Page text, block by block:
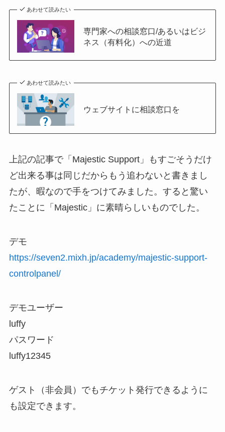
あわせて読みたい
専門家への相談窓口/あるいはビジ
ネス（有料化）への近道
あわせて読みたい
ウェブサイトに相談窓口を
上記の記事で「Majestic Support」もすごそうだけ
ど出来る事は同じだからもう追わないと書きまし
たが、暇なので手をつけてみました。すると驚い
たことに「Majestic」に素晴らしいものでした。
デモ
https://seven2.mixh.jp/academy/majestic-support-
controlpanel/
デモユーザー
luffy
パスワード
luffy12345
ゲスト（非会員）でもチケット発行できるように
も設定できます。